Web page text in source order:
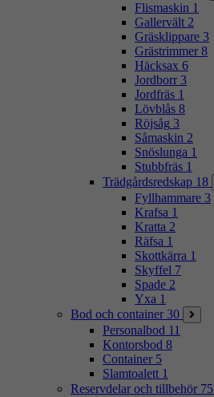
Flismaskin 1
Gallervält 2
Gräsklippare 3
Grästrimmer 8
Häcksax 6
Jordborr 3
Jordfräs 1
Lövblås 8
Röjsåg 3
Såmaskin 2
Snöslunga 1
Stubbfräs 1
Trädgårdsredskap 18
Fyllhammare 3
Krafsa 1
Kratta 2
Räfsa 1
Skottkärra 1
Skyffel 7
Spade 2
Yxa 1
Bod och container 30
Personalbod 11
Kontorsbod 8
Container 5
Slamtoalett 1
Reservdelar och tillbehör 75